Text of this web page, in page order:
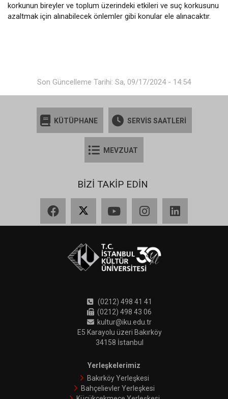
korkunun bireyler ve toplum üzerindeki etkileri ve suç korkusunu
azaltmak için alınabilecek önlemler gibi konular ele alınacaktır.
Son Güncelleme Tarihi: Sa, 09/17/2024 - 14:54
KÜTÜPHANE SERVİS SAATLERİ
MEVZUAT
BİZİ TAKİP EDİN
(0212) 498 41 41
(0212) 498 43 06
kultur@iku.edu.tr
E5 Karayolu üzeri Bakırköy
34158 İstanbul
Yerleşkelerimiz
Bakırköy Yerleşkesi
Bahçelievler Yerleşkesi